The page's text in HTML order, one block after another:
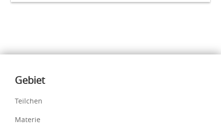
Inhalte
Gebiet
Teilchen
Materie